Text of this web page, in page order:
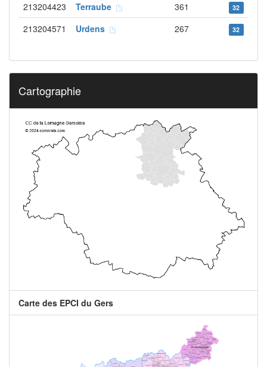
213204423 Terraube 361 32
213204571 Urdens 267 32
Cartographie
Carte des EPCI du Gers